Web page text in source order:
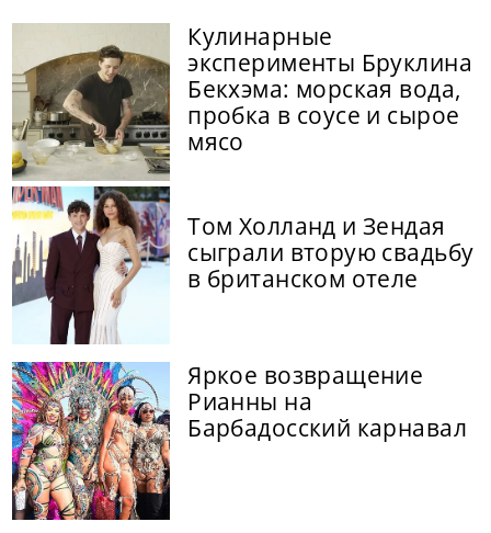
Кулинарные
эксперименты Бруклина
Бекхэма: морская вода,
пробка в соусе и сырое
мясо
Том Холланд и Зендая
сыграли вторую свадьбу
в британском отеле
Яркое возвращение
Рианны на
Барбадосский карнавал